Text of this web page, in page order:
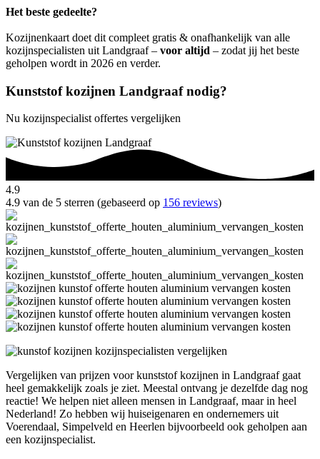
Het beste gedeelte?
Kozijnenkaart doet dit compleet gratis & onafhankelijk van alle
kozijnspecialisten uit Landgraaf – voor altijd – zodat jij het beste
geholpen wordt in 2026 en verder.
Kunststof kozijnen Landgraaf nodig?
Nu kozijnspecialist offertes vergelijken
4.9
4.9 van de 5 sterren (gebaseerd op 156 reviews)
Vergelijken van prijzen voor kunststof kozijnen in Landgraaf gaat
heel gemakkelijk zoals je ziet. Meestal ontvang je dezelfde dag nog
reactie! We helpen niet alleen mensen in Landgraaf, maar in heel
Nederland! Zo hebben wij huiseigenaren en ondernemers uit
Voerendaal, Simpelveld en Heerlen bijvoorbeeld ook geholpen aan
een kozijnspecialist.